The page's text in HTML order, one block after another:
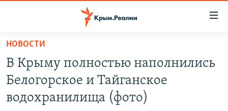
Вернуться
основному
содержанию
СПЕЦПРОЕКТЫ
НОВОСТИ
В Крыму полностью наполнились
Белогорское и Тайганское
водохранилища (фото)